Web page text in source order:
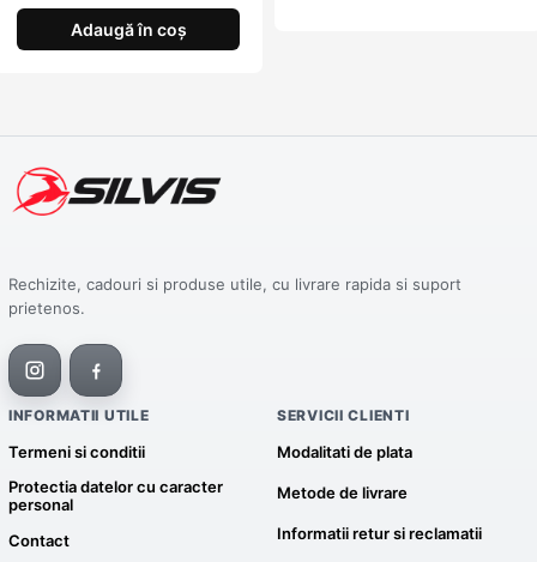
Adaugă în coș
Rechizite, cadouri si produse utile, cu livrare rapida si suport
prietenos.
INFORMATII UTILE
Termeni si conditii
Protectia datelor cu caracter
personal
Contact
SERVICII CLIENTI
Modalitati de plata
Metode de livrare
Informatii retur si reclamatii